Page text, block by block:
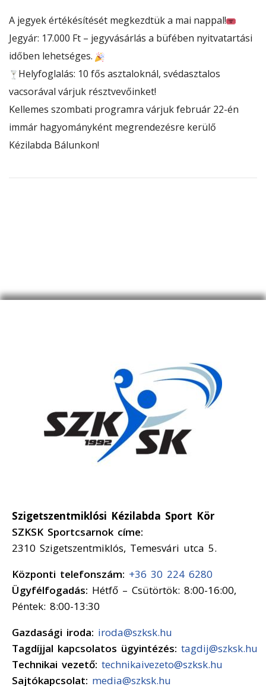
A jegyek értékésítését megkezdtük a mai nappal!
Jegyár: 17.000 Ft – jegyvásárlás a büfében nyitvatartási
időben lehetséges.
Helyfoglalás: 10 fős asztaloknál, svédasztalos
vacsorával várjuk résztvevőinket!
Kellemes szombati programra várjuk február 22-én
immár hagyományként megrendezésre kerülő
Kézilabda Bálunkon!
Szigetszentmiklósi Kézilabda Sport Kör
SZKSK Sportcsarnok címe:
2310 Szigetszentmiklós, Temesvári utca 5.
Központi telefonszám: +36 30 224 6280
Ügyfélfogadás: Hétfő – Csütörtök: 8:00-16:00,
Péntek: 8:00-13:30
Gazdasági iroda: iroda@szksk.hu
Tagdíjjal kapcsolatos ügyintézés: tagdij@szksk.hu
Technikai vezető: technikaivezeto@szksk.hu
Sajtókapcsolat: media@szksk.hu